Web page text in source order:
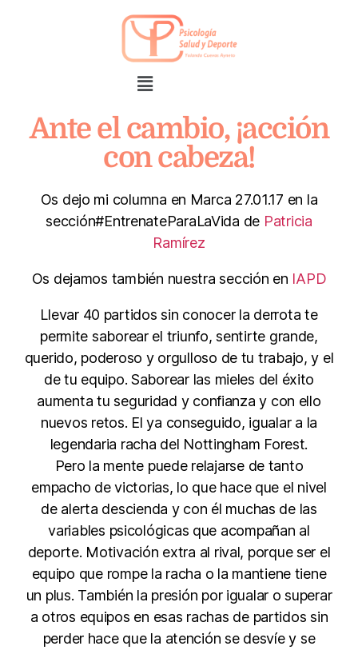
Ante el cambio, ¡acción
con cabeza!
Os dejo mi columna en Marca 27.01.17 en la
sección#EntrenateParaLaVida de Patricia
Ramírez
Os dejamos también nuestra sección en IAPD
Llevar 40 partidos sin conocer la derrota te
permite saborear el triunfo, sentirte grande,
querido, poderoso y orgulloso de tu trabajo, y el
de tu equipo. Saborear las mieles del éxito
aumenta tu seguridad y confianza y con ello
nuevos retos. El ya conseguido, igualar a la
legendaria racha del Nottingham Forest.
Pero la mente puede relajarse de tanto
empacho de victorias, lo que hace que el nivel
de alerta descienda y con él muchas de las
variables psicológicas que acompañan al
deporte. Motivación extra al rival, porque ser el
equipo que rompe la racha o la mantiene tiene
un plus. También la presión por igualar o superar
a otros equipos en esas rachas de partidos sin
perder hace que la atención se desvíe y se